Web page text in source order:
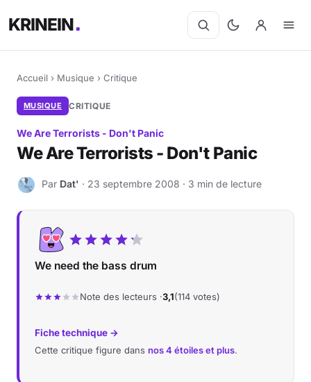
KRINEIN
Accueil › Musique › Critique
MUSIQUE CRITIQUE
We Are Terrorists - Don't Panic
We Are Terrorists - Don't Panic
D Par Dat' · 23 septembre 2008 · 3 min de lecture
We need the bass drum
Note des lecteurs ·3,1(114 votes)
Fiche technique →
Cette critique figure dans nos 4 étoiles et plus.